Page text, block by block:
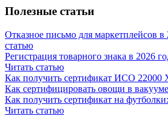
Полезные статьи
Отказное письмо для маркетплейсов в
статью
Регистрация товарного знака в 2026
Читать статью
Как получить сертификат ИСО
Как сертифицировать овощи в вакууме
Как получить сертификат на
Читать статью